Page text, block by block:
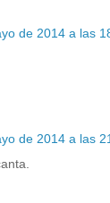
de 2014 a las
de 2014 a las